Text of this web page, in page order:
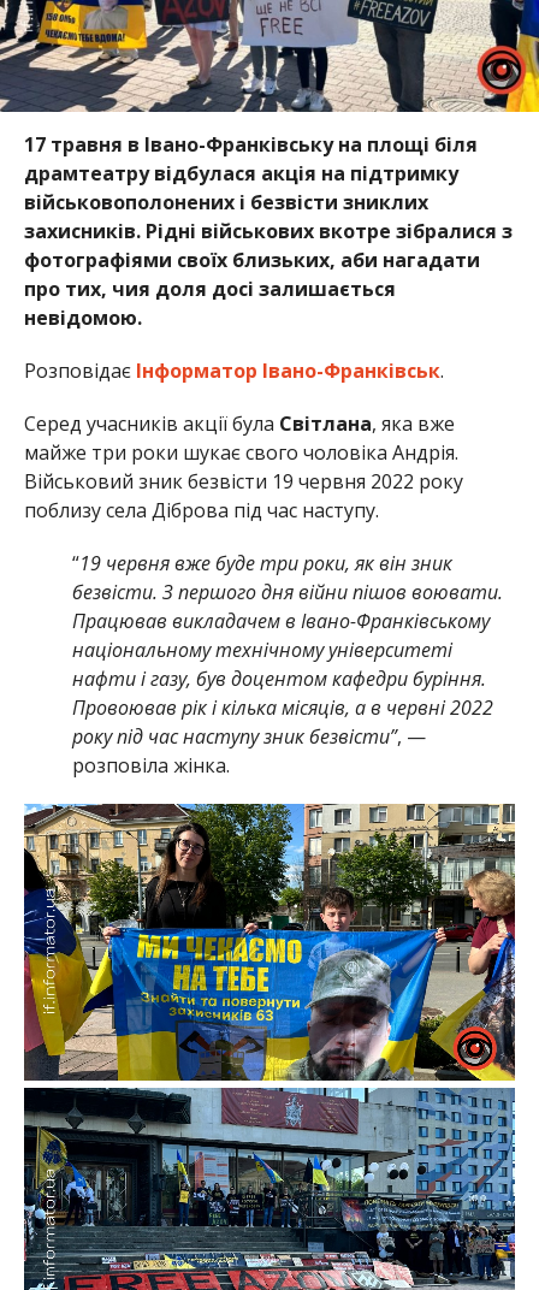
17 травня в Івано-Франківськуна площі біля
драмтеатру відбулася акція на підтримку
військовополонених і безвісти зниклих
захисників. Рідні військових вкотре зібралися з
фотографіями своїх близьких, аби нагадати
про тих, чия доля досі залишається
невідомою.
Розповідає Інформатор Івано-Франківськ.
Серед учасників акції була Світлана, яка вже
майже три роки шукає свого чоловіка Андрія.
Військовий зник безвісти 19 червня 2022 року
поблизу села Діброва під час наступу.
“19 червня вже буде три роки, як він зник
безвісти. З першого дня війни пішов воювати.
Працював викладачем в Івано-Франківському
національному технічному університеті
нафти і газу, був доцентом кафедри буріння.
Провоював рік і кілька місяців, а в червні 2022
року під час наступу зник безвісти”, —
розповіла жінка.